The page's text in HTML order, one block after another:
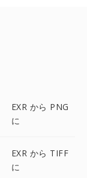
EXR から PNG
に
EXR から TIFF
に